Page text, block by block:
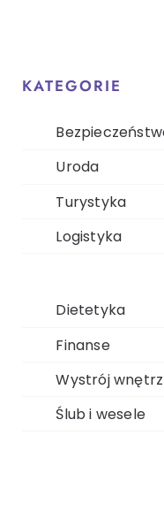
KATEGORIE
Uroda
Turystyka
Logistyka
Dietetyka
Finanse
Wystrój wnętrz
Ślub i wesele